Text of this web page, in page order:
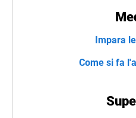
Impara
Come si fa